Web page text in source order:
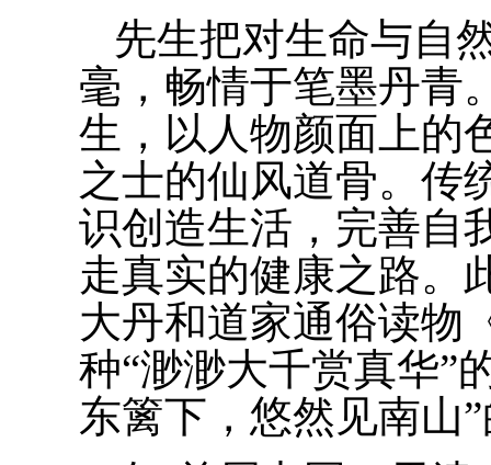
先生把对生命与自
毫，畅情于笔墨丹青
生，以人物颜面上的
之士的仙风道骨。传
识创造生活，完善自
走真实的健康之路。
大丹和道家通俗读物
种“渺渺大千赏真华”
东篱下，悠然见南山